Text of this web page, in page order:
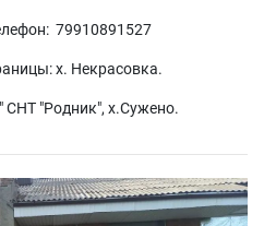
79910891527
х. Некрасовка.
СНТ "Родник", х.Сужено.